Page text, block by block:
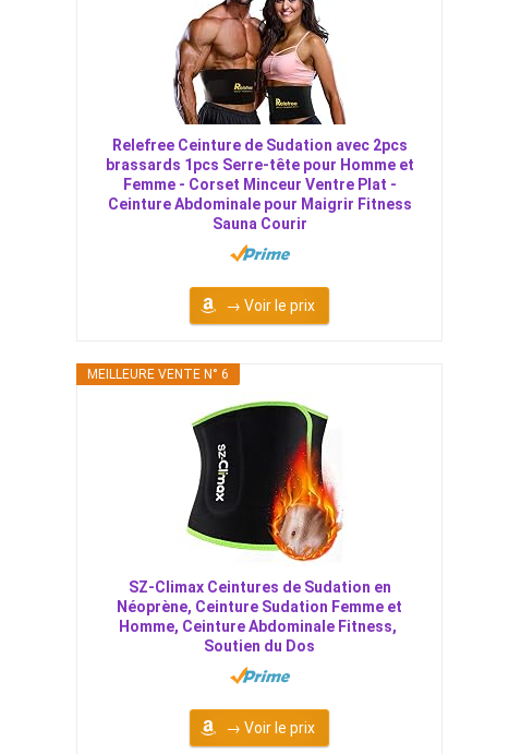
Relefree Ceinture de Sudation avec 2pcs
brassards 1pcs Serre-tête pour Homme et
Femme - Corset Minceur Ventre Plat -
Ceinture Abdominale pour Maigrir Fitness
Sauna Courir
→ Voir le prix
MEILLEURE VENTE N° 6
SZ-Climax Ceintures de Sudation en
Néoprène, Ceinture Sudation Femme et
Homme, Ceinture Abdominale Fitness, ​
Soutien du Dos
→ Voir le prix